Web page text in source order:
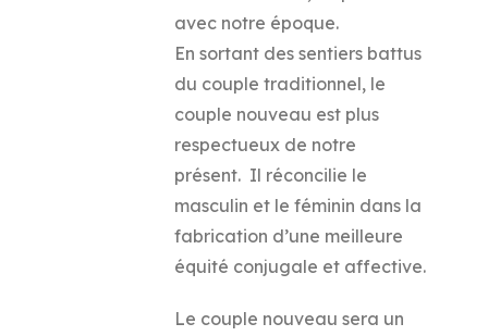
avec notre époque.
En sortant des sentiers battus
du couple traditionnel, le
couple nouveau est plus
respectueux de notre
présent. Il réconcilie le
masculin et le féminin dans la
fabrication d’une meilleure
équité conjugale et affective.
Le couple nouveau sera un